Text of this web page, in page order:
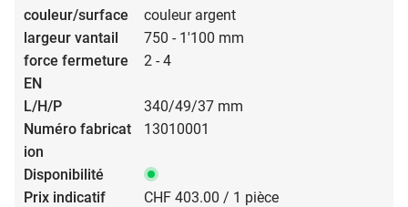
couleur argent
750 - 1'100 mm
2 - 4
340/49/37 mm
13010001
CHF 403.00 / 1 pièce